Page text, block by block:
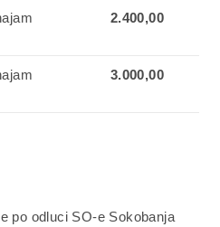
2.400,00
3.000,00
po odluci SO-e Sokobanja